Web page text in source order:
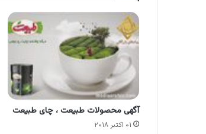
آگهی محصولات طبیعت ، چای طبیعت
۰۱ اکتبر ۲۰۱۸